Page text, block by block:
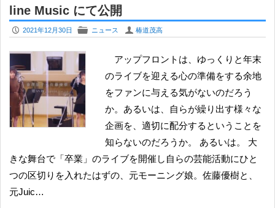
line Music にて公開
P 2021年12月30日 F ニュース U 椿道茂高
アップフロントは、ゆっくりと年末
のライブを迎える心の準備をする余地
をファンに与える気がないのだろう
か。あるいは、自らが繰り出す様々な
企画を、適切に配分するということを
知らないのだろうか。 あるいは。 大
きな舞台で「卒業」のライブを開催し自らの芸能活動にひと
つの区切りを入れたはずの、元モーニング娘。佐藤優樹と、
元Juic…